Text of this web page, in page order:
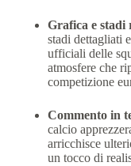
Grafica e stadi
stadi dettagliati
ufficiali delle
atmosfere che
competizione
Commento in
calcio
arricchisce
un tocco di